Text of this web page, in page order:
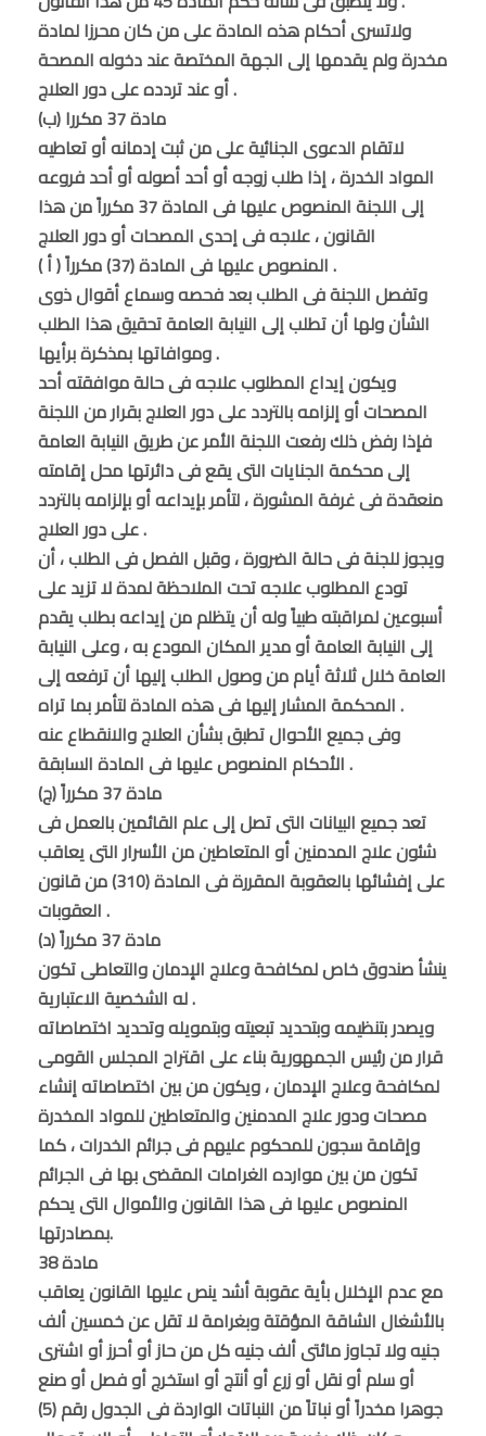
ولاتسرى أحكام هذه المادة على من كان محرزا لمادة
مخدرة ولم يقدمها إلى الجهة المختصة عند دخوله المصحة
أو عند تردده على دور العلاج .
مادة 37 مكررا (ب)
لاتقام الدعوى الجنائية على من ثبت إدمانه أو تعاطيه
المواد الخدرة ، إذا طلب زوجه أو أحد أصوله أو أحد فروعه
إلى اللجنة المنصوص عليها فى المادة 37 مكرراً من هذا
القانون ، علاجه فى إحدى المصحات أو دور العلاج
المنصوص عليها فى المادة (37) مكرراً ( أ ) .
وتفصل اللجنة فى الطلب بعد فحصه وسماع أقوال ذوى
الشأن ولها أن تطلب إلى النيابة العامة تحقيق هذا الطلب
وموافاتها بمذكرة برأيها .
ويكون إيداع المطلوب علاجه فى حالة موافقته أحد
المصحات أو إلزامه بالتردد على دور العلاج بقرار من اللجنة
فإذا رفض ذلك رفعت اللجنة الأمر عن طريق النيابة العامة
إلى محكمة الجنايات التى يقع فى دائرتها محل إقامته
منعقدة فى غرفة المشورة ، لتأمر بإيداعه أو بإلزامه بالتردد
على دور العلاج .
ويجوز للجنة فى حالة الضرورة ، وقبل الفصل فى الطلب ، أن
تودع المطلوب علاجه تحت الملاحظة لمدة لا تزيد على
أسبوعين لمراقبته طبياً وله أن يتظلم من إيداعه بطلب يقدم
إلى النيابة العامة أو مدير المكان المودع به ، وعلى النيابة
العامة خلال ثلاثة أيام من وصول الطلب إليها أن ترفعه إلى
المحكمة المشار إليها فى هذه المادة لتأمر بما تراه .
وفى جميع الأحوال تطبق بشأن العلاج والانقطاع عنه
الأحكام المنصوص عليها فى المادة السابقة .
مادة 37 مكرراً (ج)
تعد جميع البيانات التى تصل إلى علم القائمين بالعمل فى
شئون علاج المدمنين أو المتعاطين من الأسرار التى يعاقب
على إفشائها بالعقوبة المقررة فى المادة (310) من قانون
العقوبات .
مادة 37 مكرراً (د)
ينشأ صندوق خاص لمكافحة وعلاج الإدمان والتعاطى تكون
له الشخصية الاعتبارية .
ويصدر بتنظيمه وبتحديد تبعيته وبتمويله وتحديد اختصاصاته
قرار من رئيس الجمهورية بناء على اقتراح المجلس القومى
لمكافحة وعلاج الإدمان ، ويكون من بين اختصاصاته إنشاء
مصحات ودور علاج المدمنين والمتعاطين للمواد المخدرة
وإقامة سجون للمحكوم عليهم فى جرائم الخدرات ، كما
تكون من بين موارده الغرامات المقضى بها فى الجرائم
المنصوص عليها فى هذا القانون والأموال التى يحكم
بمصادرتها.
مادة 38
مع عدم الإخلال بأية عقوبة أشد ينص عليها القانون يعاقب
بالأشغال الشاقة المؤقتة وبغرامة لا تقل عن خمسين ألف
جنيه ولا تجاوز مائتى ألف جنيه كل من حاز أو أحرز أو اشترى
أو سلم أو نقل أو زرع أو أنتج أو استخرج أو فصل أو صنع
جوهرا مخدراً أو نباتاً من النباتات الواردة فى الجدول رقم (5)